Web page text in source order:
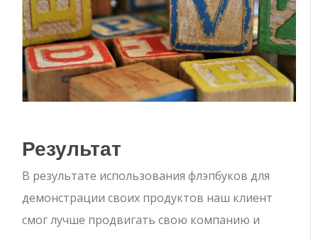
Результат
В результате использования флэпбуков для
демонстрации своих продуктов наш клиент
смог лучше продвигать свою компанию и